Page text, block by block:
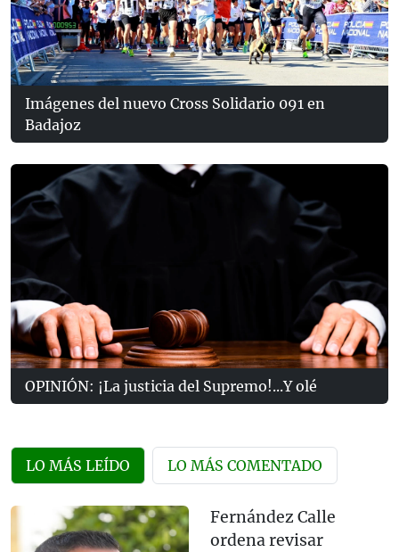
Imágenes del nuevo Cross Solidario 091 en
Badajoz
OPINIÓN: ¡La justicia del Supremo!...Y olé
LO MÁS LEÍDO LO MÁS COMENTADO
Fernández Calle
ordena revisar